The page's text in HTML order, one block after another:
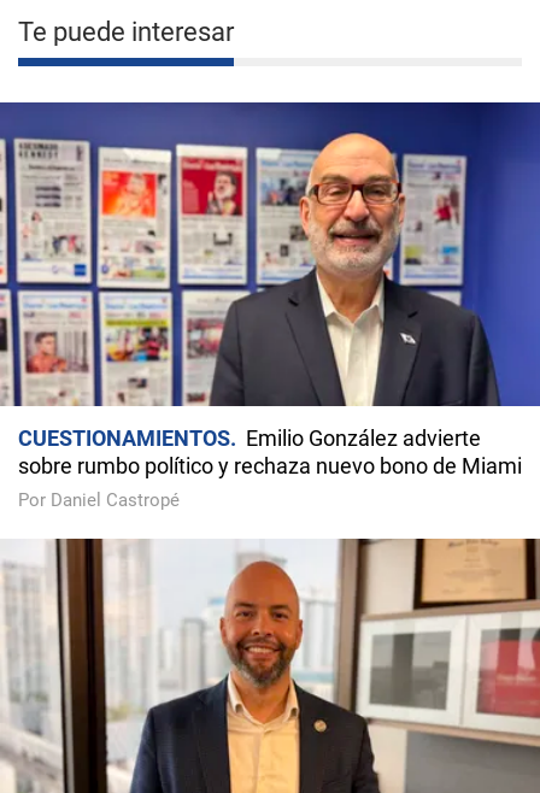
Te puede interesar
CUESTIONAMIENTOS
Emilio González advierte
sobre rumbo político y rechaza nuevo bono de Miami
Por Daniel Castropé